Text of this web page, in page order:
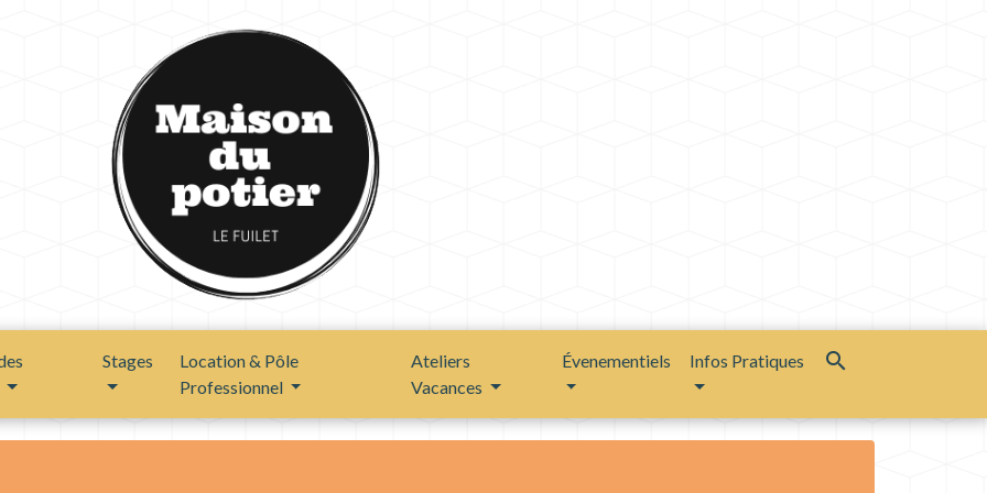
Stages
Location & Pôle
Professionnel
Ateliers
Vacances
Évenementiels Infos Pratiques search